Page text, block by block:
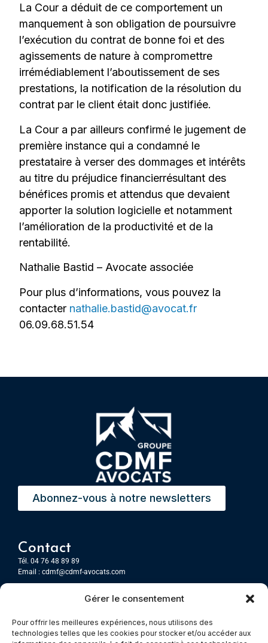
Gérer le consentement
Pour offrir les meilleures expériences, nous utilisons des
technologies telles que les cookies pour stocker et/ou accéder aux
La Cour a déduit de ce comportement un
manquement à son obligation de poursuivre
l’exécution du contrat de bonne foi et des
agissements de nature à compromettre
irrémédiablement l’aboutissement de ses
prestations, la notification de la résolution du
contrat par le client était donc justifiée.
La Cour a par ailleurs confirmé le jugement de
première instance qui a condamné le
prestataire à verser des dommages et intérêts
au titre du préjudice financierrésultant des
bénéfices promis et attendus que devaient
apporter la solution logicielle et notamment
l’amélioration de la productivité et de la
rentabilité.
Nathalie Bastid – Avocate associée
Pour plus d’informations, vous pouvez la
contacter nathalie.bastid@avocat.fr
06.09.68.51.54
Abonnez-vous à notre newsletters
Contact
Tél. 04 76 48 89 89
Email : cdmf@cdmf-avocats.com
7 Place Firmin Gautier
CS 80476
38016 GRENOBLE, Cedex 1